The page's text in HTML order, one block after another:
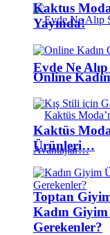
Evde Ne
Toptan
Kaktus
Yayında!
Online
Kaktüs
Ürünleri…
Kadın
Gerekenler?